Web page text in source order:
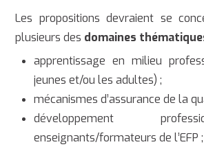
Les propositions devraient se
plusieurs des domaines
apprentissage en milieu
jeunes et/ou les adultes) ;
mécanismes d’assurance de la
développement
enseignants/formateurs de l’EFP ;